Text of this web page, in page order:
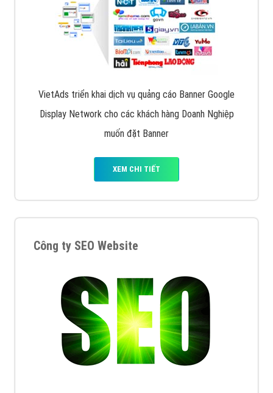
VietAds triển khai dịch vụ quảng cáo Banner Google
Display Network cho các khách hàng Doanh Nghiệp
muốn đặt Banner
XEM CHI TIẾT
Công ty SEO Website